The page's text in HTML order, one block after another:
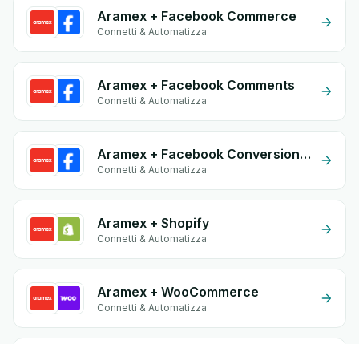
Aramex + Facebook Commerce
Connetti & Automatizza
Aramex + Facebook Comments
Connetti & Automatizza
Aramex + Facebook Conversion API (CAPI)
Connetti & Automatizza
Aramex + Shopify
Connetti & Automatizza
Aramex + WooCommerce
Connetti & Automatizza